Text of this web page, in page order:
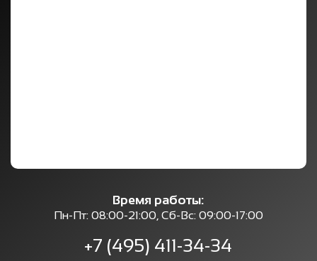
Время работы:
Пн-Пт: 08:00-21:00, Сб-Вс: 09:00-17:00
+7 (495) 411-34-34